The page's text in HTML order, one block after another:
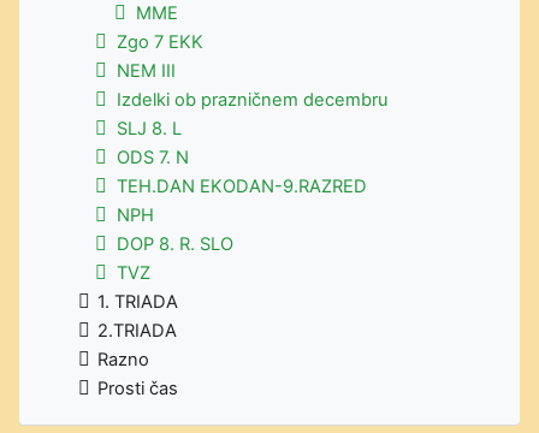
MME
Zgo 7 EKK
NEM III
Izdelki ob prazničnem decembru
SLJ 8. L
ODS 7. N
TEH.DAN EKODAN-9.RAZRED
NPH
DOP 8. R. SLO
TVZ
1. TRIADA
2.TRIADA
Razno
Prosti čas